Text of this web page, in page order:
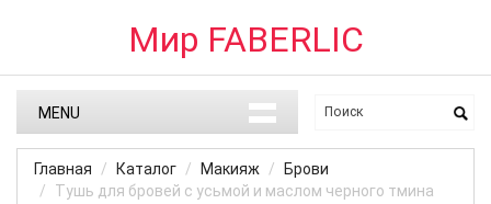
Мир FABERLIC
MENU
Главная Каталог Макияж
Брови
Тушь для бровей с усьмой и маслом черного тмина